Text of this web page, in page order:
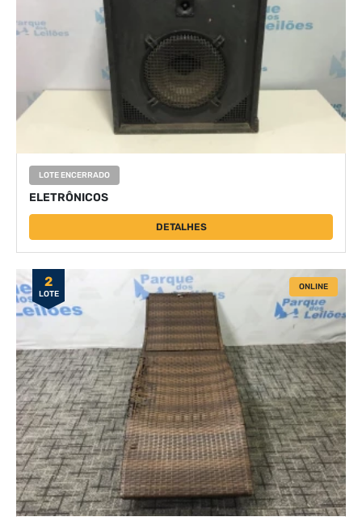
LOTE ENCERRADO
ELETRÔNICOS
DETALHES
2
LOTE
ONLINE